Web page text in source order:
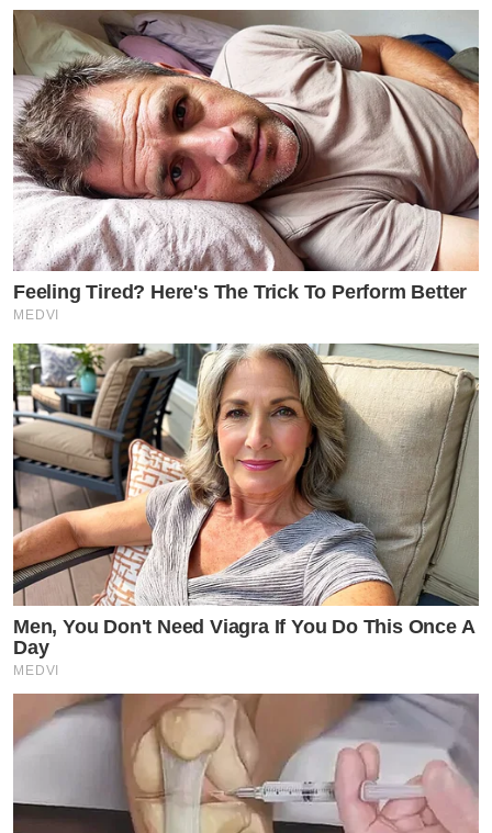
Feeling Tired? Here's The Trick To Perform Better
MEDVI
Men, You Don't Need Viagra If You Do This Once A
Day
MEDVI